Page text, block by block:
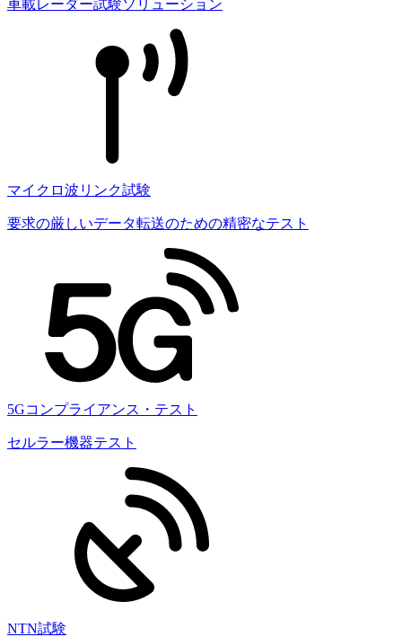
車載レーダー試験ソリューション
マイクロ波リンク試験
要求の厳しいデータ転送のための精密なテスト
5Gコンプライアンス・テスト
セルラー機器テスト
NTN試験